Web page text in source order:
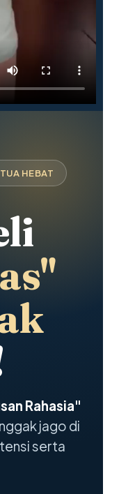
HEBAT
Rahasia"
jago di
serta